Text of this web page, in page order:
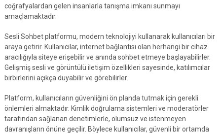
coğrafyalardan gelen insanlarla tanışma imkanı sunmayı
amaçlamaktadır.
Sesli Sohbet platformu, modern teknolojiyi kullanarak kullanıcıları bir
araya getirir. Kullanıcılar, internet bağlantısı olan herhangi bir cihaz
aracılığıyla siteye erişebilir ve anında sohbet etmeye başlayabilirler.
Gelişmiş sesli ve görüntülü iletişim özellikleri sayesinde, katılımcılar
birbirlerini açıkça duyabilir ve görebilirler.
Platform, kullanıcıların güvenliğini ön planda tutmak için gerekli
önlemleri almaktadır. Kimlik doğrulama sistemleri ve moderatörler
tarafından sağlanan denetimlerle, olumsuz ve istenmeyen
davranışların önüne geçilir. Böylece kullanıcılar, güvenli bir ortamda